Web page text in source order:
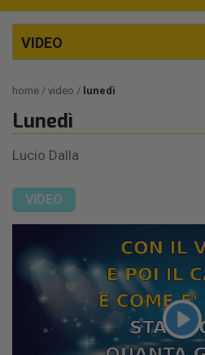
VIDEO
home video lunedì
Lunedì
Lucio Dalla
VIDEO
Play